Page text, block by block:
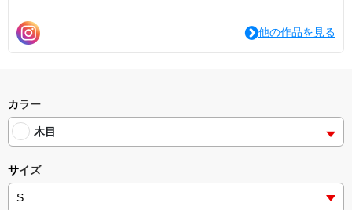
他の作品を見る
カラー
木目
サイズ